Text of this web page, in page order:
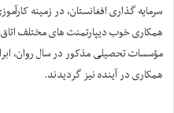
سرمایه گذاری افغانستان، در زمینه
مؤسسات تحصیلی مذکور در سال روان،
همکاری در آینده نیز گردیدند.